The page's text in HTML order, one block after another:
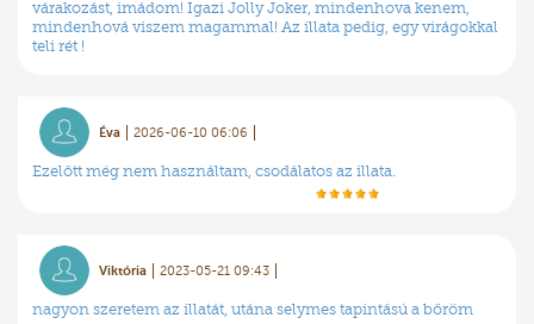
várakozást, imádom! Igazi Jolly Joker, mindenhova kenem,
mindenhová viszem magammal! Az illata pedig, egy virágokkal
teli rét !
Éva 2026-06-10 06:06
Ezelőtt még nem használtam, csodálatos az illata.
Viktória 2023-05-21 09:43
nagyon szeretem az illatát, utána selymes tapintású a bőröm